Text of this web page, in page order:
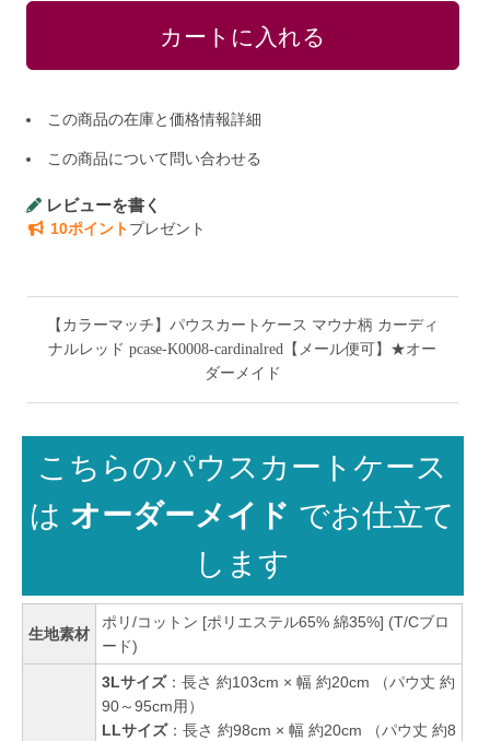
この商品の在庫と価格情報詳細
この商品について問い合わせる
レビューを書く
10ポイントプレゼント
【カラーマッチ】パウスカートケース マウナ柄 カーディ
ナルレッド pcase-K0008-cardinalred【メール便可】★オー
ダーメイド
こちらのパウスカートケース
は オーダーメイド でお仕立て
します
生地素材
ポリ/コットン [ポリエステル65% 綿35%] (T/Cブロ
ード)
3Lサイズ：長さ 約103cm × 幅 約20cm （パウ丈 約
90～95cm用）
LLサイズ：長さ 約98cm × 幅 約20cm （パウ丈 約8